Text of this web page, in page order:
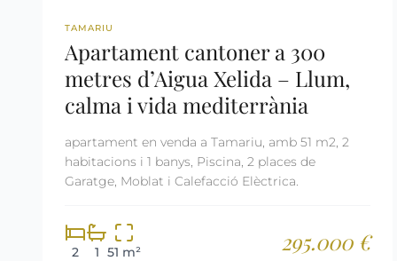
REF: 2679
TAMARIU
Apartament cantoner a 300
metres d’Aigua Xelida – Llum,
calma i vida mediterrània
apartament en venda a Tamariu, amb 51 m2, 2
habitacions i 1 banys, Piscina, 2 places de
Garatge, Moblat i Calefacció Elèctrica.
2 1 51 m² 295.000 €